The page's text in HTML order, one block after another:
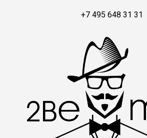
+7 495 648 31 31